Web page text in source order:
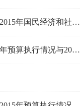
湖南省第十二届人民代表大会财政经济委员会关于湖南省2015年国民经济和社会发展计划执行情况与2016年计划草案审查结果的报告
湖南省第十二届人民代表大会第五次会议关于湖南省2015年预算执行情况与2016年预算的决议